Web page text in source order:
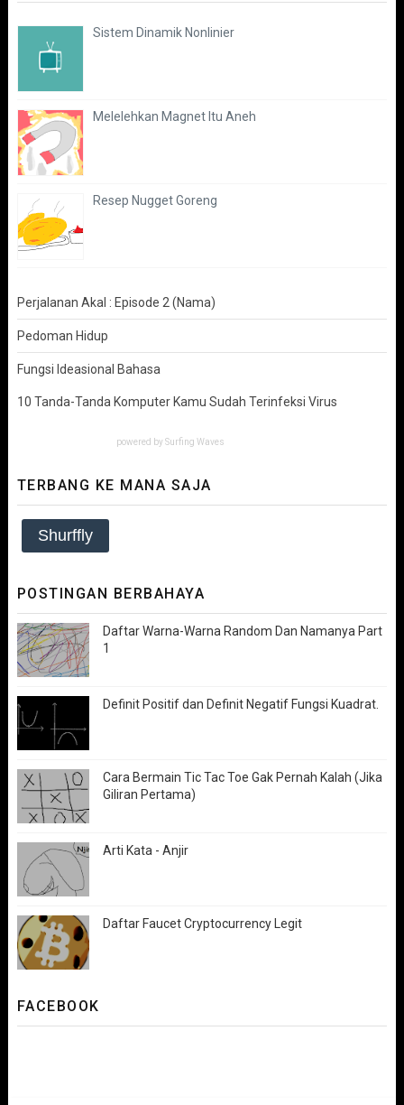
Sistem Dinamik Nonlinier
Melelehkan Magnet Itu Aneh
Resep Nugget Goreng
Perjalanan Akal : Episode 2 (Nama)
Pedoman Hidup
Fungsi Ideasional Bahasa
10 Tanda-Tanda Komputer Kamu Sudah Terinfeksi Virus
powered by Surfing Waves
TERBANG KE MANA SAJA
Shurffly
POSTINGAN BERBAHAYA
Daftar Warna-Warna Random Dan Namanya Part
1
Definit Positif dan Definit Negatif Fungsi Kuadrat.
Cara Bermain Tic Tac Toe Gak Pernah Kalah (Jika
Giliran Pertama)
Arti Kata - Anjir
Daftar Faucet Cryptocurrency Legit
FACEBOOK